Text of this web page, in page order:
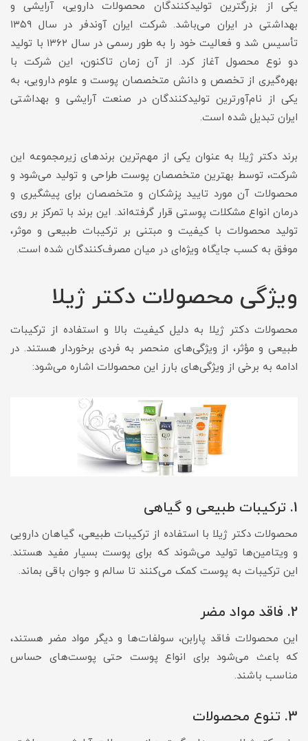
یکی از بزرگترین تولیدکنندگان محصولات دارویی، آرایشی و
بهداشتی در ایران می‌باشد. شرکت ایران آوندفر در سال ۱۳۵۹
تأسیس شد و فعالیت خود را به طور رسمی در سال ۱۳۶۲ با تولید
دو نوع محصول آغاز کرد. از آن زمان تاکنون، این شرکت با
بهره‌گیری از تخصص و دانش متخصصان پوست و علوم دارویی، به
یکی از نام‌آورترین تولیدکنندگان در صنعت آرایشی و بهداشتی
ایران تبدیل شده است.
برند دکتر ژیلا به عنوان یکی از مهم‌ترین برندهای زیرمجموعه این
شرکت، توسط بهترین متخصصان پوست طراحی و تولید می‌شود و
محصولات آن مورد تایید پزشکان و متخصصان برای پیشگیری و
درمان انواع مشکلات پوستی قرار گرفته‌اند. این برند با تمرکز بر روی
تولید محصولات با کیفیت و مبتنی بر ترکیبات طبیعی و موثر،
موفق به کسب جایگاه ویژه‌ای در میان مصرف‌کنندگان شده است.
ویژگی محصولات دکتر ژیلا
محصولات دکتر ژیلا به دلیل کیفیت بالا و استفاده از ترکیبات
طبیعی و مؤثر، از ویژگی‌های منحصر به فردی برخوردار هستند. در
ادامه به برخی از ویژگی‌های بارز این محصولات اشاره می‌شود:
1. ترکیبات طبیعی و گیاهی
محصولات دکتر ژیلا با استفاده از ترکیبات طبیعی، گیاهان دارویی
و ویتامین‌ها تولید می‌شوند که برای پوست بسیار مفید هستند.
این ترکیبات به پوست کمک می‌کنند تا سالم و جوان باقی بماند.
2. فاقد مواد مضر
این محصولات فاقد پارابن، سولفات‌ها و دیگر مواد مضر هستند،
که باعث می‌شود برای انواع پوست حتی پوست‌های حساس
مناسب باشند.
3. تنوع محصولات